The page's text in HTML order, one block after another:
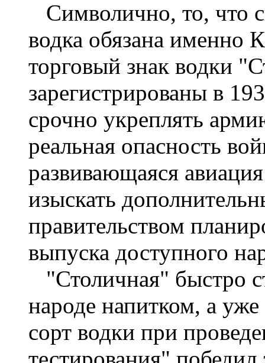
Символично, то, что
водка обязана именно
торговый знак водки
зарегистрированы в
срочно укреплять
реальная опасность
развивающаяся
изыскать
правительством
выпуска доступного
"Столичная" быстро
народе напитком, а
сорт водки при